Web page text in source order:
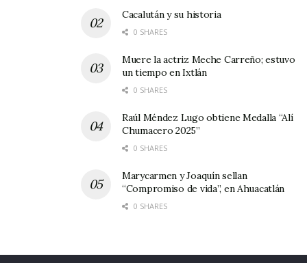
municipales le ofrecerán específicamente a los
cuarenta y tantos actores que le dieron vida al
Por cierto, en Jala poco a poco vuelve la calma,
otras actividades, y entre ellas habría que
incluir los domingos culturales, así como
Cacalután y su historia
0 SHARES
Muere la actriz Meche Carreño; estuvo
un tiempo en Ixtlán
0 SHARES
Raúl Méndez Lugo obtiene Medalla “Alí
Chumacero 2025”
0 SHARES
Marycarmen y Joaquín sellan
“Compromiso de vida”, en Ahuacatlán
0 SHARES